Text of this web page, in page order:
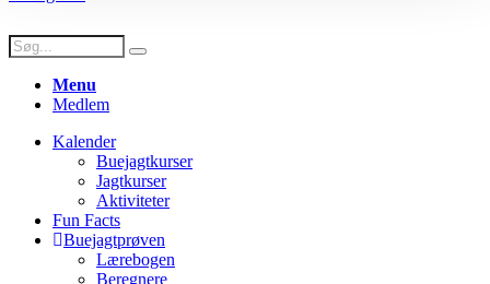
Menu
Medlem
Kalender
Buejagtkurser
Jagtkurser
Aktiviteter
Fun Facts
Buejagtprøven
Lærebogen
Beregnere